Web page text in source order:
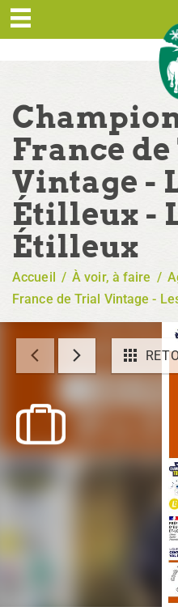
France
Vintage -
Étilleux -
Étilleux
Accueil / À voir, à faire /
France de Trial Vintage -